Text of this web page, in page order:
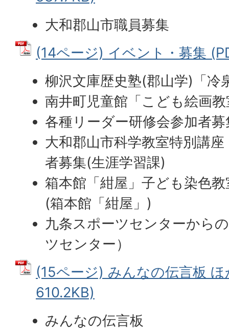
大和郡山市職員募集
(14ページ) イベント・募集
柳沢文庫歴史塾(郡山学)「冷
南井町児童館「こども絵画
各種リーダー研修会参加者
大和郡山市科学教室特別講
者募集(生涯学習課)
箱本館「紺屋」子ども染色
(箱本館「紺屋」)
九条スポーツセンターから
ツセンター）
(15ページ) みんなの伝言板
610.2KB)
みんなの伝言板